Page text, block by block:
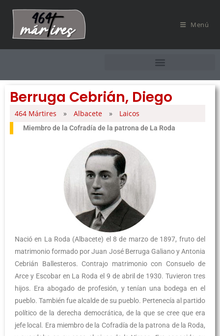
Menú
Berruga Cebrián, Diego
464 Mártires » Albacete » Laicos
Miembro de la Cofradía de la patrona de La Roda
Nació en La Roda (Albacete) el 8 de marzo de 1897, fruto del
matrimonio formado por Juan José Berruga Galiano y Antonia
Cebrián Ballesteros. Contrajo matrimonio con Consuelo de
Arce y Escobar en La Roda el 9 de abril de 1930. Tuvieron tres
hijos. Era abogado de profesión, y tenían una bodega en el
pueblo. También fue alcalde de su pueblo. Pertenecía al partido
político de la derecha democrática, de la que se cree que era
jefe local. Era miembro de la Cofradía de la patrona de la Roda,